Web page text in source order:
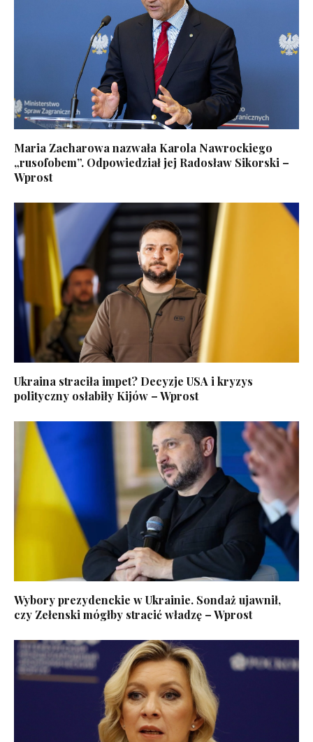
Maria Zacharowa nazwała Karola Nawrockiego
„rusofobem”. Odpowiedział jej Radosław Sikorski –
Wprost
Ukraina straciła impet? Decyzje USA i kryzys
polityczny osłabiły Kijów – Wprost
Wybory prezydenckie w Ukrainie. Sondaż ujawnił,
czy Zełenski mógłby stracić władzę – Wprost